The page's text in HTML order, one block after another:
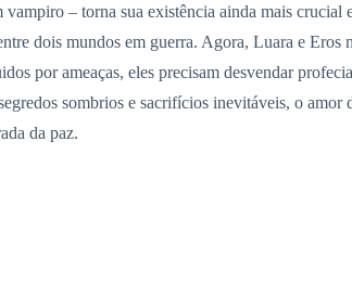
– torna sua existência ainda mais crucial
dois mundos em guerra. Agora, Luara e Eros
por ameaças, eles precisam desvendar
sombrios e sacrifícios inevitáveis, o
da paz.